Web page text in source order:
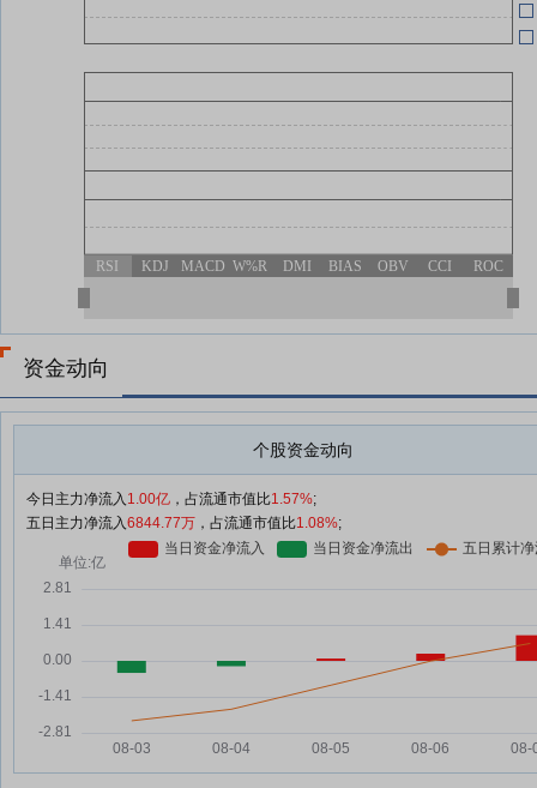
RSI KDJ MACD W%R DMI BIAS OBV CCI ROC
资金动向
个股资金动向
今日主力净流入 1.00亿 ，占流通市值比1.57%;
五日主力净流入6844.77万 ，占流通市值比1.08%;